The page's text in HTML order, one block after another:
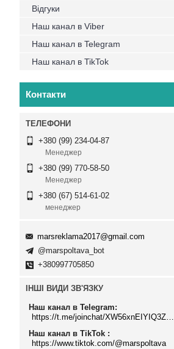
Відгуки
Наш канал в Viber
Наш канал в Telegram
Наш канал в TikTok
Контакти
+380 (99) 234-04-87
Менеджер
+380 (99) 770-58-50
Менеджер
+380 (67) 514-61-02
менеджер
marsreklama2017@gmail.com
@marspoltava_bot
+380997705850
ІНШІ ВИДИ ЗВ'ЯЗКУ
Наш канал в Telegram
https://t.me/joinchat/XW56xnEIYIQ3ZTJi
Наш канал в TikTok
https://www.tiktok.com/@marspoltava